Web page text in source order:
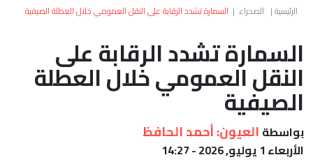
العالم
أعمدة
الصحراء
الرئيسية| الصحراء | السمارة تشدد الرقابة على النقل العمومي خلال العطلة الصيفية
السمارة تشدد الرقابة على
النقل العمومي خلال العطلة
الصيفية
بواسطة العيون: أحمد الحافظ
الأربعاء 1 يوليو, 2026 - 14:27